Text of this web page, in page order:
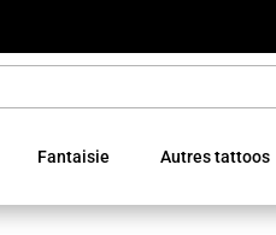
Fantaisie Autres tattoos